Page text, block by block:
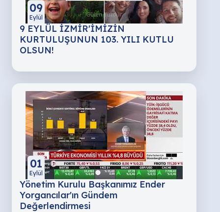
09
Eylül
9 EYLÜL İZMİR'İMİZİN
KURTULUŞUNUN 103. YILI KUTLU
OLSUN!
01
Eylül
Yönetim Kurulu Başkanımız Ender
Yorgancılar'ın Gündem
Değerlendirmesi